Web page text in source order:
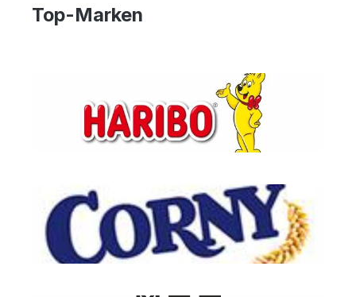
Top-Marken